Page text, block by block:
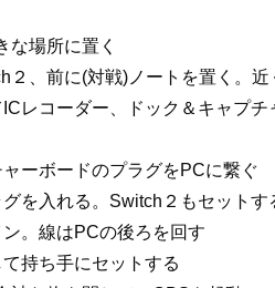
な場所に置く
２、前に(対戦)ノートを置く。
レコーダー、ドック＆キャプ
ーボードのプラグをPCに繋ぐ
を入れる。Switch２もセットす
。線はPCの後ろを回す
持ち手にセットする